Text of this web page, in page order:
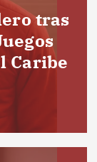
tras
Caribe